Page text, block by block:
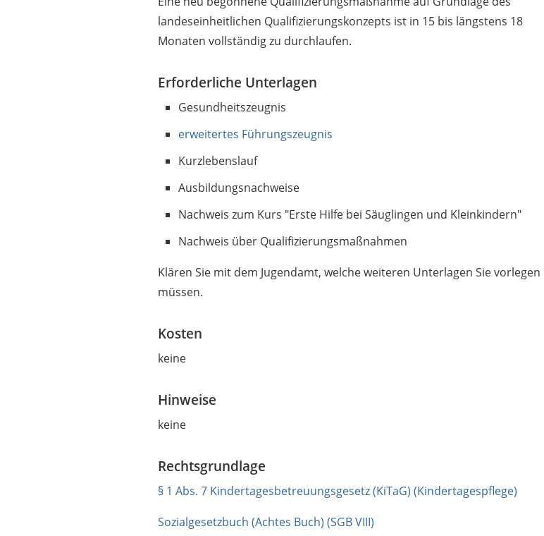
landeseinheitlichen Qualifizierungskonzepts ist in 15 bis längstens 18
Monaten vollständig zu durchlaufen.
Erforderliche Unterlagen
Gesundheitszeugnis
erweitertes Führungszeugnis
Kurzlebenslauf
Ausbildungsnachweise
Nachweis zum Kurs "Erste Hilfe bei Säuglingen und Kleinkindern"
Nachweis über Qualifizierungsmaßnahmen
Klären Sie mit dem Jugendamt, welche weiteren Unterlagen Sie vorlegen
müssen.
Kosten
keine
Hinweise
keine
Rechtsgrundlage
§ 1 Abs. 7 Kindertagesbetreuungsgesetz (KiTaG) (Kindertagespflege)
Sozialgesetzbuch (Achtes Buch) (SGB VIII)